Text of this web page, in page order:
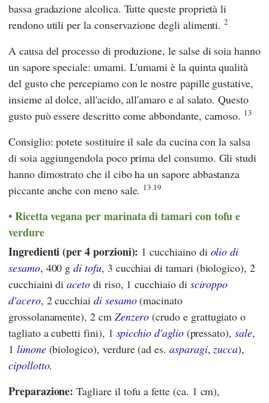
bassa gradazione alcolica. Tutte queste proprietà li
rendono utili per la conservazione degli alimenti.2
A causa del processo di produzione, le salse di soia hanno
un sapore speciale: umami. L'umami è la quinta qualità
del gusto che percepiamo con le nostre papille gustative,
insieme al dolce, all'acido, all'amaro e al salato. Questo
gusto può essere descritto come abbondante, carnoso. 13
Consiglio: potete sostituire il sale da cucina con la salsa
di soia aggiungendola poco prima del consumo. Gli studi
hanno dimostrato che il cibo ha un sapore abbastanza
piccante anche con meno sale. 13.19
Ricetta vegana per marinata di tamari con tofu e
verdure
Ingredienti (per 4 porzioni): 1 cucchiaino di olio di
sesamo, 400 gdi tofu, 3 cucchiai di tamari (biologico), 2
cucchiaini diacetodi riso, 1 cucchiaio di sciroppo
d'acero, 2 cucchiai di sesamo(macinato
grossolanamente), 2 cm Zenzero (crudo e grattugiato o
tagliato a cubetti fini), 1 spicchio d'aglio(pressato), sale,
1 limone(biologico), verdure (ad es. asparagi,zucca),
cipollotto.
Preparazione: Tagliare il tofu a fette (ca. 1 cm),